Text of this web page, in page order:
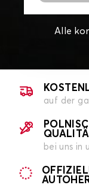
Alle
auf der
bei uns in